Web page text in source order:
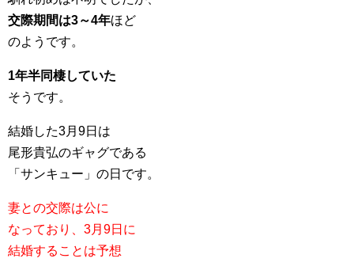
交際期間は3～4年ほど
のようです。
1年半同棲していた
そうです。
結婚した3月9日は
尾形貴弘のギャグである
「サンキュー」の日です。
妻との交際は公に
なっており、3月9日に
結婚することは予想